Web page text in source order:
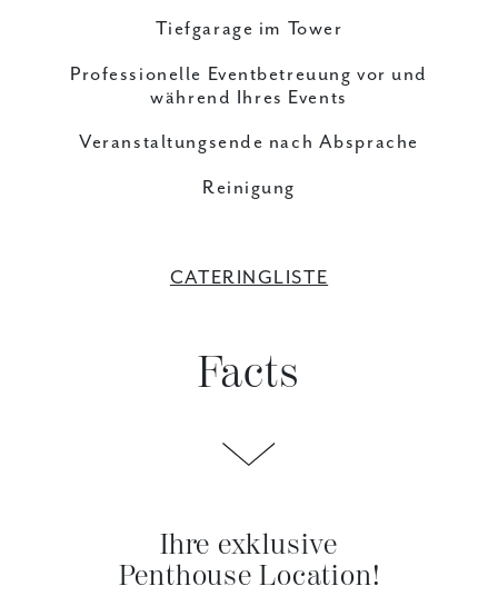
Tiefgarage im Tower
Professionelle Eventbetreuung vor und
während Ihres Events
Veranstaltungsende nach Absprache
Reinigung
CATERINGLISTE
Facts
Ihre exklusive
Penthouse Location!